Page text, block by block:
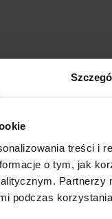
treści i
o tym, jak
Partnerzy
podczas
podgląd
przyłącze